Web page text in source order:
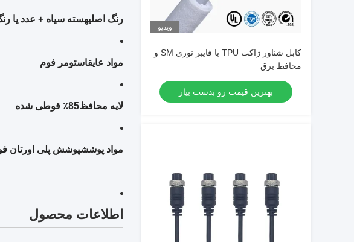
ویدیو
کابل شناور ژاکت TPU با فایبر نوری SM و
محافظ برق
بهترین قیمت رو بدست بیار
رنگ اصلیهسته سیاه + عدد یا
مواد عایقاستومر فوم
لایه محافظ85٪ قوطی شده
مواد پوششپوشش پلی اورتان
اطلاعات محصول